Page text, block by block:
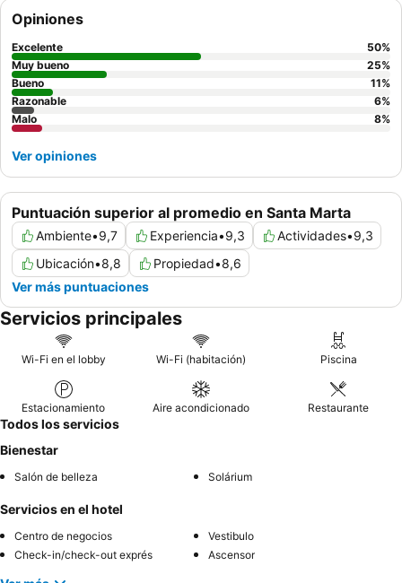
que no dé a la calle.
Puntuación superior al promedio en Santa Marta
Ambiente•9,7 Experiencia•9,3 Actividades•9,3
Ubicación•8,8 Propiedad•8,6
Ver más puntuaciones
Opiniones
Excelente 50%
Muy bueno
25%
Bueno
11%
Razonable
6%
Malo
8%
Ver opiniones
Servicios principales
Wi-Fi en el lobby Wi-Fi (habitación) Piscina
Estacionamiento Aire acondicionado Restaurante
Todos los servicios
Bienestar
Salón de belleza Solárium
Servicios en el hotel
Centro de negocios
Vestibulo
Check-in/check-out exprés
Ascensor